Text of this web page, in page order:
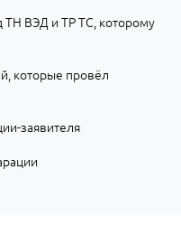
ТН ВЭД и ТР ТС, которому
которые провёл
заявителя